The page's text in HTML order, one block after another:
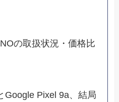
の取扱状況・価格比
Google Pixel 9a、結局